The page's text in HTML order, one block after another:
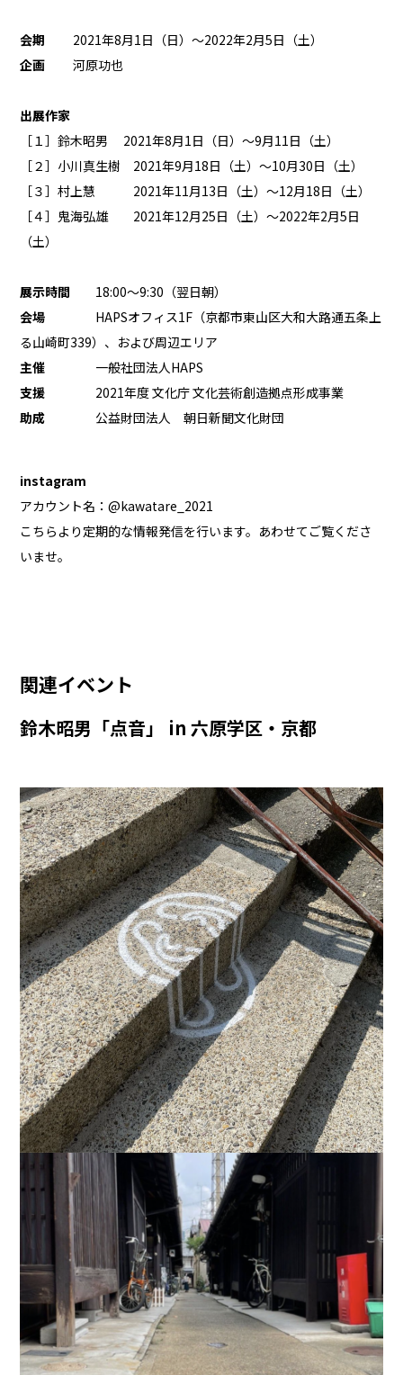
会期 2021年8月1日（日）〜2022年2月5日（土）
企画 河原功也
出展作家
［１］鈴木昭男 2021年8月1日（日）〜9月11日（土）
［２］小川真生樹 2021年9月18日（土）〜10月30日（土）
［３］村上慧 2021年11月13日（土）〜12月18日（土）
［４］鬼海弘雄 2021年12月25日（土）〜2022年2月5日
（土）
展示時間 18:00〜9:30（翌日朝）
会場 HAPSオフィス1F（京都市東山区大和大路通五条上
る山崎町339）、および周辺エリア
主催 一般社団法人HAPS
支援 2021年度 文化庁 文化芸術創造拠点形成事業
助成 公益財団法人 朝日新聞文化財団
instagram
アカウント名：@kawatare_2021
こちらより定期的な情報発信を行います。あわせてご覧くださ
いませ。
関連イベント
鈴木昭男「点音」 in 六原学区・京都